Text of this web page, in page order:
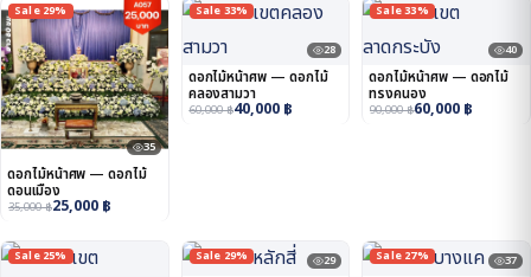
Sale 29%
35
ดอกไม้หน้าศพ — ดอกไม้
ดอนเมือง
35,000฿25,000 ฿
Sale 33%
28
ดอกไม้หน้าศพ — ดอกไม้
คลองสามวา
60,000฿40,000 ฿
Sale 33%
40
ดอกไม้หน้าศพ — ดอกไม้
ทรงคนอง
90,000฿60,000 ฿
Sale 25% Sale 29% 29 Sale 27% 37